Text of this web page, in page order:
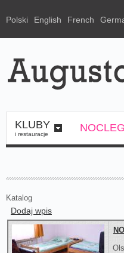
Polski English French
KLUBY
i restauracje
Katalog
Dodaj wpis